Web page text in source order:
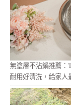
無塗層不沾鍋推薦：
耐用好清洗，給家人